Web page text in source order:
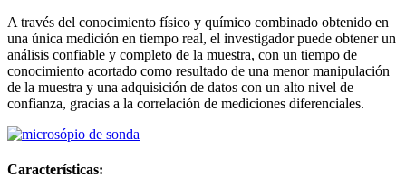
A través del conocimiento físico y químico combinado obtenido en
una única medición en tiempo real, el investigador puede obtener un
análisis confiable y completo de la muestra, con un tiempo de
conocimiento acortado como resultado de una menor manipulación
de la muestra y una adquisición de datos con un alto nivel de
confianza, gracias a la correlación de mediciones diferenciales.
Características: